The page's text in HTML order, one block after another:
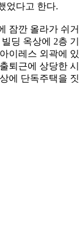
었다고 한다.
잠깐 올라가 쉬거
딩 옥상에 2층 기
이레스 외곽에 있
퇴근에 상당한 시
에 단독주택을 짓